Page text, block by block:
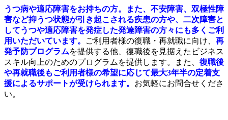
うつ病や適応障害をお持ちの方。また、不安障害、双極性障
害など抑うつ状態が引き起こされる疾患の方や、二次障害と
してうつや適応障害を発症した発達障害の方々にも多くご利
用いただいています。
ご利用者様の復職・再就職に向け、 再
発予防プログラムを提供する他、復職後を見据えたビジネス
スキル向上のためのプログラムを提供します。また、 復職後
や再就職後もご利用者様の希望に応じて最大3年半の定着支
援によるサポートが受けられます。 お気軽にお問合せくださ
い。